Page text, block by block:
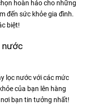
hoàn hảo cho những
đến sức khỏe gia đình.
biệt!
nước
lọc nước với các mức
của bạn lên hàng
bạn tin tưởng nhất!